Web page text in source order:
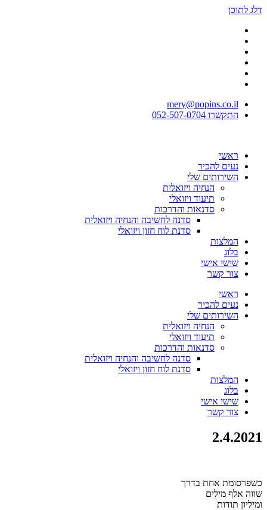
דלג לתוכן
mery@popins.co.il
התקשרו 052-507-0704
ראשי
נעים להכיר
השירותים שלי
הנחיה ויזואלית
תיעוד ויזואלי
סדנאות והדרכות
סדנה לחשיבה והנחיה ויזואלית
סדנת לוח חזון ויזואלי
המלצות
בלוג
שישי אישי
צור קשר
ראשי
נעים להכיר
השירותים שלי
הנחיה ויזואלית
תיעוד ויזואלי
סדנאות והדרכות
סדנה לחשיבה והנחיה ויזואלית
סדנת לוח חזון ויזואלי
המלצות
בלוג
שישי אישי
צור קשר
2.4.2021
כשפרסומת אחת בדרך
שווה אלף מילים
ומיליון תודות